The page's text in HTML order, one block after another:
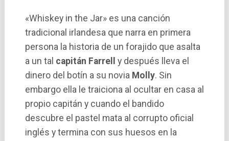
«Whiskey in the Jar» es una canción
tradicional irlandesa que narra en primera
persona la historia de un forajido que asalta
a un tal capitán Farrell
y después lleva el
dinero del botí­n a su novia Molly. Sin
embargo ella le traiciona al ocultar en casa al
propio capitán y cuando el bandido
descubre el pastel mata al corrupto oficial
inglés y termina con sus huesos en la